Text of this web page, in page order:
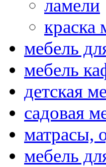
ламели
краска
мебель
мебель
детская
садовая
матрасы,
мебель